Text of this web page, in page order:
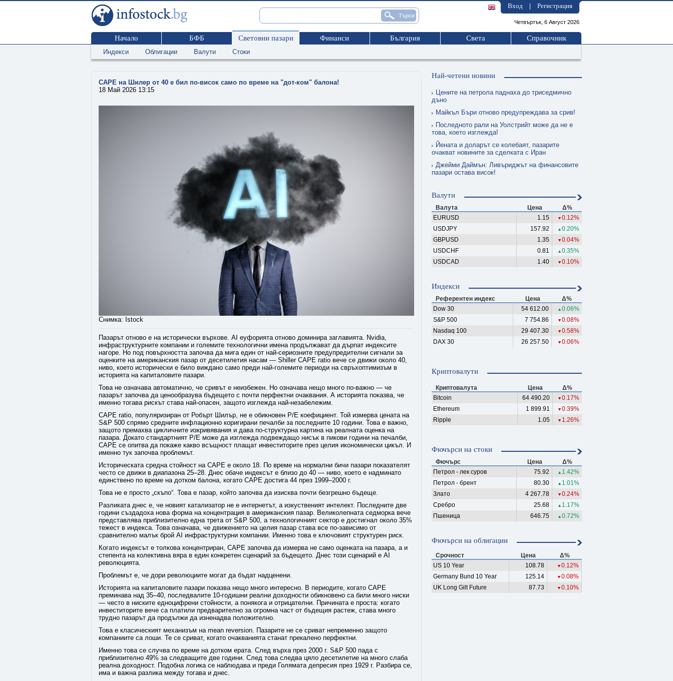
Вход Регистрация
Четвъртък, 6 Август 2026
Начало БФБ Световни пазари Финанси България Света Справочник
Индекси Облигации Валути Стоки
CAPE на Шилер от 40 е бил по-висок само по време на "дот-ком" балона!
18 Май 2026 13:15
Снимка: Istock
Пазарът отново е на исторически върхове. AI еуфорията отново доминира заглавията. Nvidia,
инфраструктурните компании и големите технологични имена продължават да дърпат индексите
нагоре. Но под повърхността започва да мига един от най-сериозните предупредителни сигнали за
оценките на американския пазар от десетилетия насам — Shiller CAPE ratio вече се движи около 40,
ниво, което исторически е било виждано само преди най-големите периоди на свръхоптимизъм в
историята на капиталовите пазари.
Това не означава автоматично, че сривът е неизбежен. Но означава нещо много по-важно — че
пазарът започва да ценообразува бъдещето с почти перфектни очаквания. А историята показва, че
именно тогава рискът става най-опасен, защото изглежда най-незабележим.
CAPE ratio, популяризиран от Робърт Шилър, не е обикновен P/E коефициент. Той измерва цената на
S&P 500 спрямо средните инфлационно коригирани печалби за последните 10 години. Това е важно,
защото премахва цикличните изкривявания и дава по-структурна картина на реалната оценка на
пазара. Докато стандартният P/E може да изглежда подвеждащо нисък в пикови години на печалби,
CAPE се опитва да покаже какво всъщност плащат инвеститорите през целия икономически цикъл. И
именно тук започва проблемът.
Историческата средна стойност на CAPE е около 18. По време на нормални бичи пазари показателят
често се движи в диапазона 25–28. Днес обаче индексът е близо до 40 — ниво, което е надминато
единствено по време на дотком балона, когато CAPE достига 44 през 1999–2000 г.
Това не е просто „скъпо“. Това е пазар, който започва да изисква почти безгрешно бъдеще.
Разликата днес е, че новият катализатор не е интернетът, а изкуственият интелект. Последните две
години създадоха нова форма на концентрация в американския пазар. Великолепната седморка вече
представлява приблизително една трета от S&P 500, а технологичният сектор е достигнал около 35%
тежест в индекса. Това означава, че движението на целия пазар става все по-зависимо от
сравнително малък брой AI инфраструктурни компании. Именно това е ключовият структурен риск.
Когато индексът е толкова концентриран, CAPE започва да измерва не само оценката на пазара, а и
степента на колективна вяра в един конкретен сценарий за бъдещето. Днес този сценарий е AI
революцията.
Проблемът е, че дори революциите могат да бъдат надценени.
Историята на капиталовите пазари показва нещо много интересно. В периодите, когато CAPE
преминава над 35–40, последвалите 10-годишни реални доходности обикновено са били много ниски
— често в ниските едноцифрени стойности, а понякога и отрицателни. Причината е проста: когато
инвеститорите вече са платили предварително за огромна част от бъдещия растеж, става много
трудно пазарът да продължи да изненадва положително.
Това е класическият механизъм на mean reversion. Пазарите не се сриват непременно защото
компаниите са лоши. Те се сриват, когато очакванията станат прекалено перфектни.
Именно това се случва по време на дотком ерата. След върха през 2000 г. S&P 500 пада с
приблизително 49% за следващите две години. След това следва цяло десетилетие на много слаба
реална доходност. Подобна логика се наблюдава и преди Голямата депресия през 1929 г. Разбира се,
има и важна разлика между тогава и днес.
Най-четени новини
Цените на петрола паднаха до триседмично
дъно
Майкъл Бъри отново предупреждава за срив!
Последното рали на Уолстрийт може да не е
това, което изглежда!
Йената и доларът се колебаят, пазарите
очакват новините за сделката с Иран
Джейми Даймън: Ливъриджът на финансовите
пазари остава висок!
Валути
Валута Цена
Δ%
EURUSD
1.15 ▼ 0.12%
USDJPY
157.92 ▲ 0.20%
GBPUSD
1.35 ▼ 0.04%
USDCHF
0.81 ▲ 0.35%
USDCAD
1.40 ▼ 0.10%
Индекси
Референтен индекс Цена
Δ%
Dow 30
54 612.00 ▲ 0.06%
S&P 500
7 754.86 ▼ 0.08%
Nasdaq 100
29 407.30 ▼ 0.58%
DAX 30
26 257.50 ▼ 0.06%
Криптовалути
Криптовалута Цена
Δ%
Bitcoin
64 490.20 ▼ 0.17%
Ethereum
1 899.91 ▼ 0.39%
Ripple
1.05 ▼ 1.26%
Фючърси на стоки
Фючърс Цена
Δ%
Петрол - лек суров
75.92 ▲ 1.42%
Петрол - брент
80.30 ▲ 1.01%
Злато
4 267.78 ▼ 0.24%
Сребро
25.68 ▲ 1.17%
Пшеница
646.75 ▲ 0.72%
Фючърси на облигации
Срочност Цена
Δ%
US 10 Year
108.78 ▼ 0.12%
Germany Bund 10 Year
125.14 ▼ 0.08%
UK Long Gilt Future
87.73 ▼ 0.10%